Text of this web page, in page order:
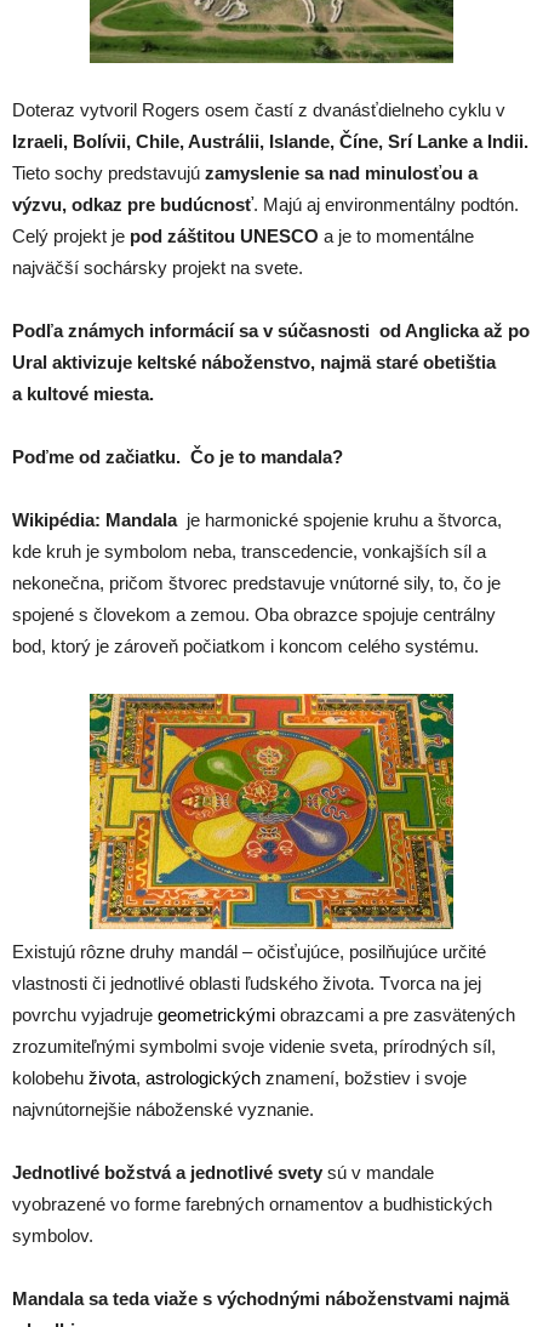
Doteraz vytvoril Rogers osem častí z dvanásťdielneho cyklu v
Izraeli, Bolívii, Chile, Austrálii, Islande, Číne, Srí Lanke a Indii.
Tieto sochy predstavujú zamyslenie sa nad minulosťou a
výzvu, odkaz pre budúcnosť. Majú aj environmentálny podtón.
Celý projekt je pod záštitou UNESCO a je to momentálne
najväčší sochársky projekt na svete.
Podľa známych informácií sa v súčasnosti od Anglicka až po
Ural aktivizuje keltské náboženstvo, najmä staré obetištia
a kultové miesta.
Poďme od začiatku. Čo je to mandala?
Wikipédia: Mandalaje harmonické spojenie kruhu a štvorca,
kde kruh je symbolom neba, transcedencie, vonkajších síl a
nekonečna, pričom štvorec predstavuje vnútorné sily, to, čo je
spojené s človekom a zemou. Oba obrazce spojuje centrálny
bod, ktorý je zároveň počiatkom i koncom celého systému.
Existujú rôzne druhy mandál – očisťujúce, posilňujúce určité
vlastnosti či jednotlivé oblasti ľudského života. Tvorca na jej
povrchu vyjadruje geometrickými obrazcami a pre zasvätených
zrozumiteľnými symbolmi svoje videnie sveta, prírodných síl,
kolobehu života, astrologických znamení, božstiev i svoje
najvnútornejšie náboženské vyznanie.
Jednotlivé božstvá a jednotlivé svety sú v mandale
vyobrazené vo forme farebných ornamentov a budhistických
symbolov.
Mandala sa teda viaže s východnými náboženstvami najmä